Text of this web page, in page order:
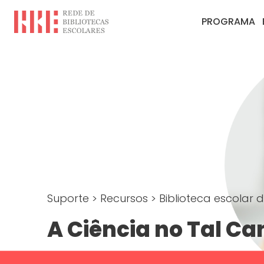
PROGRAMA
Suporte > Recursos > Biblioteca escolar
A Ciência no Tal